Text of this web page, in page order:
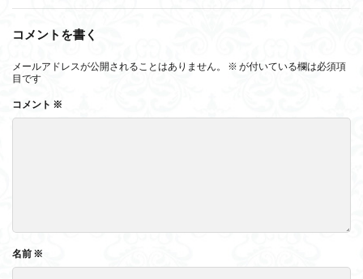
コメントを書く
メールアドレスが公開されることはありません。 ※ が付いている欄は必須項
目です
コメント ※
名前 ※